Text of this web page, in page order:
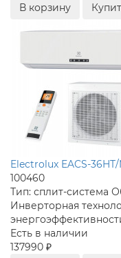
В корзину
Electrolux EACS-36HT/
100460
Тип: сплит-система
Инверторная
Есть в наличии
137990 ₽